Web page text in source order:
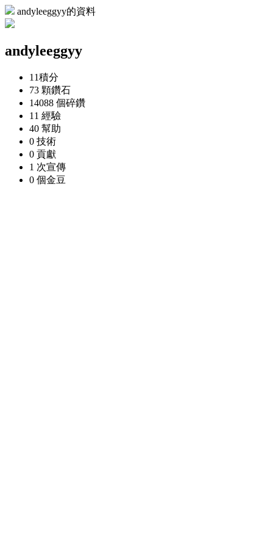
andyleeggyy的資料
andyleeggyy
11積分
73 顆鑽石
14088 個碎鑽
11 經驗
40 幫助
0 技術
0 貢獻
1 次宣傳
0 個金豆